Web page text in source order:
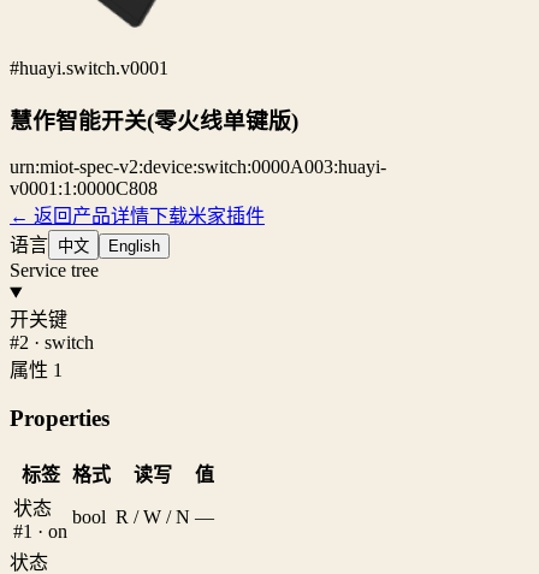
#huayi.switch.v0001
慧作智能开关(零火线单键版)
urn:miot-spec-v2:device:switch:0000A003:huayi-
v0001:1:0000C808
← 返回产品详情下载米家插件
语言 中文 English
Service tree
开关键
#2 · switch
属性 1
Properties
标签 格式 读写
值
状态
#1 · on
bool R / W / N —
状态